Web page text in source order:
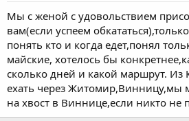
Мы с женой с удовольствием
вам(если успеем
понять кто и когда едет,понял
майские, хотелось бы
сколько дней и какой маршрут. Из
ехать через Житомир,Винницу,мы
на хвост в Виннице,если никто не